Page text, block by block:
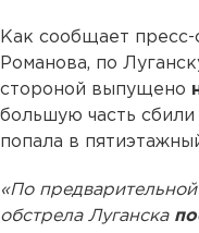
Как сообщает
Романова, по
стороной выпущено
большую часть
попала в
«По
обстрела Луганска